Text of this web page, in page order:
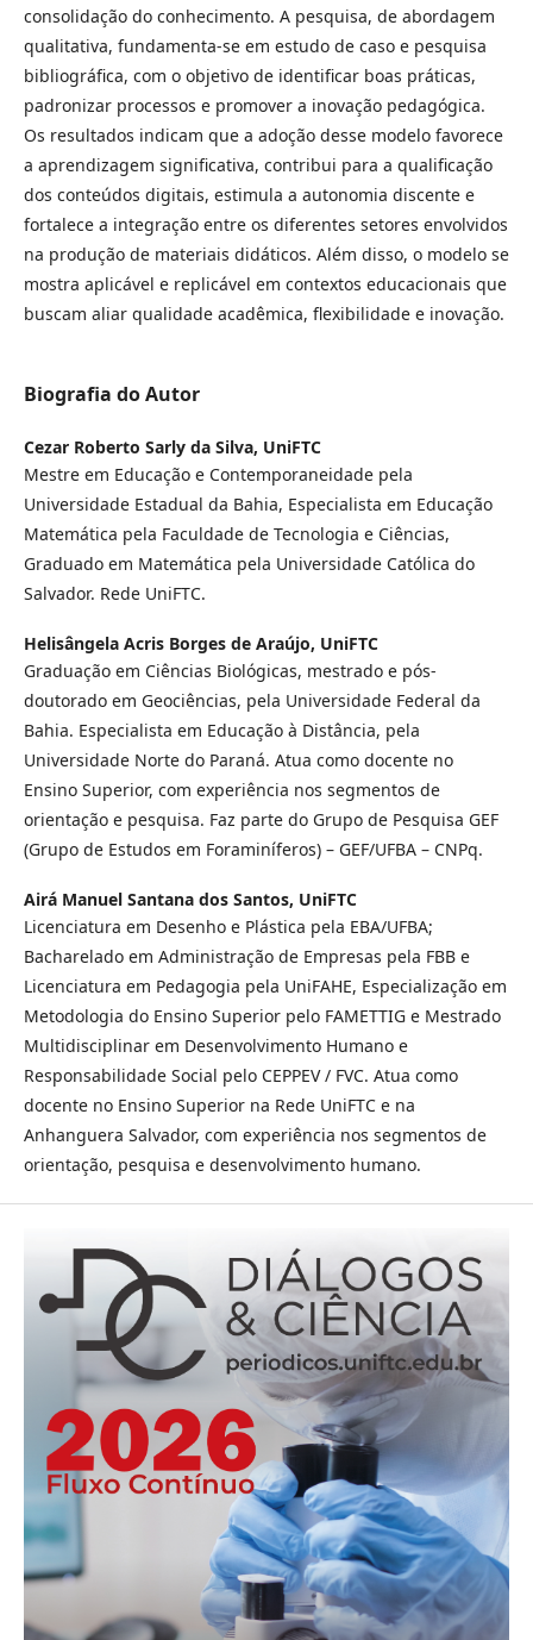
consolidação do conhecimento. A pesquisa, de abordagem
qualitativa, fundamenta-se em estudo de caso e pesquisa
bibliográfica, com o objetivo de identificar boas práticas,
padronizar processos e promover a inovação pedagógica.
Os resultados indicam que a adoção desse modelo favorece
a aprendizagem significativa, contribui para a qualificação
dos conteúdos digitais, estimula a autonomia discente e
fortalece a integração entre os diferentes setores envolvidos
na produção de materiais didáticos. Além disso, o modelo se
mostra aplicável e replicável em contextos educacionais que
buscam aliar qualidade acadêmica, flexibilidade e inovação.
Biografia do Autor
Cezar Roberto Sarly da Silva, UniFTC
Mestre em Educação e Contemporaneidade pela
Universidade Estadual da Bahia, Especialista em Educação
Matemática pela Faculdade de Tecnologia e Ciências,
Graduado em Matemática pela Universidade Católica do
Salvador. Rede UniFTC.
Helisângela Acris Borges de Araújo, UniFTC
Graduação em Ciências Biológicas, mestrado e pós-
doutorado em Geociências, pela Universidade Federal da
Bahia. Especialista em Educação à Distância, pela
Universidade Norte do Paraná. Atua como docente no
Ensino Superior, com experiência nos segmentos de
orientação e pesquisa. Faz parte do Grupo de Pesquisa GEF
(Grupo de Estudos em Foraminíferos) – GEF/UFBA – CNPq.
Airá Manuel Santana dos Santos, UniFTC
Licenciatura em Desenho e Plástica pela EBA/UFBA;
Bacharelado em Administração de Empresas pela FBB e
Licenciatura em Pedagogia pela UniFAHE, Especialização em
Metodologia do Ensino Superior pelo FAMETTIG e Mestrado
Multidisciplinar em Desenvolvimento Humano e
Responsabilidade Social pelo CEPPEV / FVC. Atua como
docente no Ensino Superior na Rede UniFTC e na
Anhanguera Salvador, com experiência nos segmentos de
orientação, pesquisa e desenvolvimento humano.